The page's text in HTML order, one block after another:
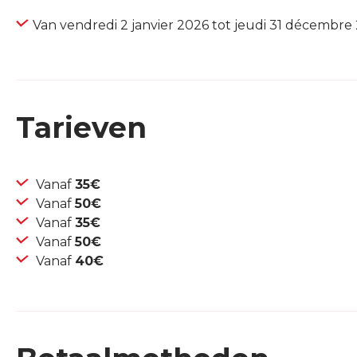
Van vendredi 2 janvier 2026 tot jeudi 31 décembre
Tarieven
Vanaf 35€
Vanaf50€
Vanaf 35€
Vanaf50€
Vanaf 40€